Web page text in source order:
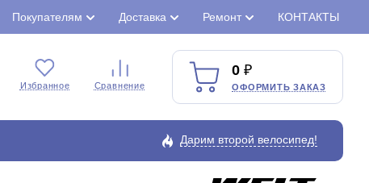
Покупателям Доставка Ремонт КОНТАКТЫ
Избранное Сравнение
0
ОФОРМИТЬ ЗАКАЗ
Дарим второй велосипед!